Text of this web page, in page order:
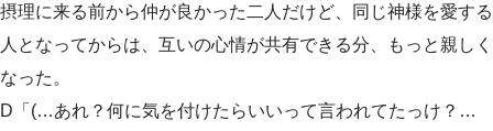
摂理に来る前から仲が良かった二人だけど、同じ神様を愛する
人となってからは、互いの心情が共有できる分、もっと親しく
なった。
D「(…あれ？何に気を付けたらいいって言われてたっけ？…